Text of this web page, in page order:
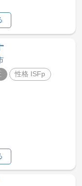
性格 ISFp